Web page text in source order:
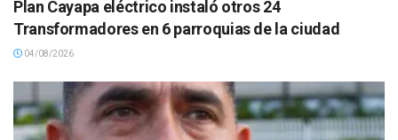
Plan Cayapa eléctrico instaló otros 24
Transformadores en 6 parroquias de la ciudad
04/08/2026